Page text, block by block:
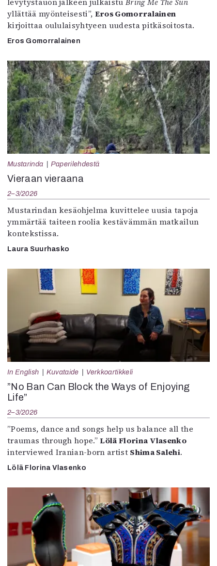
yllättää myönteisesti”, Eros Gomorralainen
kirjoittaa oululaisyhtyeen uudesta pitkäsoitosta.
Eros Gomorralainen
Mustarinda Paperilehdestä
Vieraan vieraana
2–3/2026
Mustarindan kesäohjelma kuvittelee uusia tapoja
ymmärtää taiteen roolia kestävämmän matkailun
kontekstissa.
Laura Suurhasko
In English Kuvataide Verkkoartikkeli
”No Ban Can Block the Ways of Enjoying
Life”
2–3/2026
”Poems, dance and songs help us balance all the
traumas through hope.”Lölä Florina Vlasenko
interviewed Iranian-born artist Shima Salehi.
Lölä Florina Vlasenko